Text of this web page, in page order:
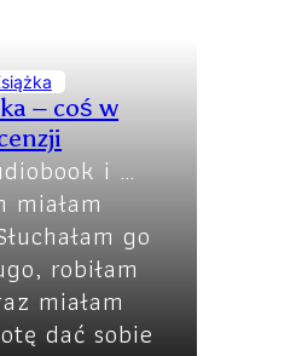
– coś w
i …
go
robiłam
miałam
dać sobie